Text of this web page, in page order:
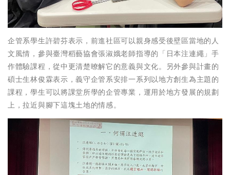
企管系學生許碧芬表示，前進社區可以親身感受後壁區當地的人
文風情，參與臺灣稻藝協會張淑娥老師指導的「日本注連繩」手
作體驗課程，從中更清楚暸解它的意義與文化。另外參與計畫的
碩士生林俊霖表示，義守企管系安排一系列以地方創生為主題的
課程，學生可以將課堂所學的企管專業，運用於地方發展的規劃
上，拉近與腳下這塊土地的情感。